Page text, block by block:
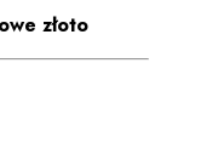
złoto